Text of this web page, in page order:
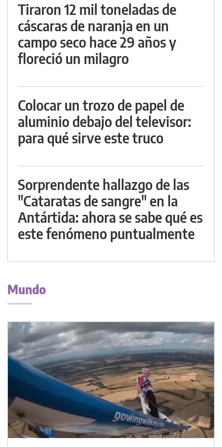
Tiraron 12 mil toneladas de
cáscaras de naranja en un
campo seco hace 29 años y
floreció un milagro
Colocar un trozo de papel de
aluminio debajo del televisor:
para qué sirve este truco
Sorprendente hallazgo de las
"Cataratas de sangre" en la
Antártida: ahora se sabe qué es
este fenómeno puntualmente
Mundo